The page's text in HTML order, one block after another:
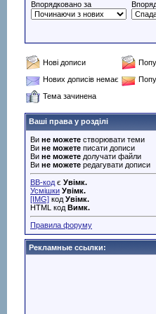
Впорядковано за
Нові дописи
Нових дописів немає
Тема зачинена
Ваші права у розділі
Ви не можете створювати теми
Ви не можете писати дописи
Ви не можете долучати файли
Ви не можете редагувати дописи
BB-код є Увімк.
Усмішки Увімк.
[IMG] код Увімк.
HTML код Вимк.
Правила форуму
Рекламные ссылки: